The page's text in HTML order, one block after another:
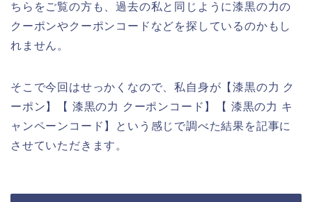
ちらをご覧の方も、過去の私と同じように漆黒の力の
クーポンやクーポンコードなどを探しているのかもし
れません。
そこで今回はせっかくなので、私自身が【漆黒の力 ク
ーポン】【 漆黒の力 クーポンコード】【 漆黒の力 キ
ャンペーンコード】という感じで調べた結果を記事に
させていただきます。